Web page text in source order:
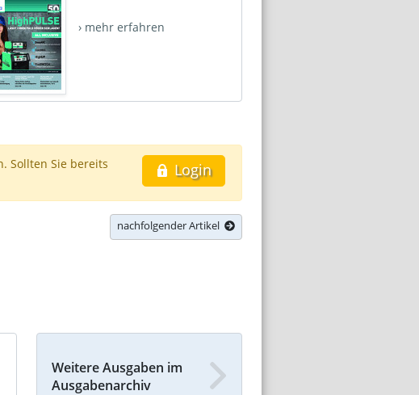
› mehr erfahren
Login
Sollten Sie bereits
nachfolgender Artikel
Weitere Ausgaben im
Ausgabenarchiv